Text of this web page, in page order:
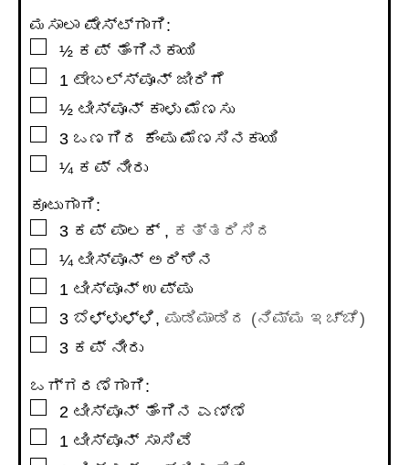
ಮಸಾಲಾ ಪೇಸ್ಟ್ಗಾಗಿ:
▢½ ಕಪ್ ತೆಂಗಿನಕಾಯಿ
▢1 ಟೇಬಲ್ಸ್ಪೂನ್ ಜೀರಿಗೆ
▢½ ಟೀಸ್ಪೂನ್ ಕಾಳು ಮೆಣಸು
▢3 ಒಣಗಿದ ಕೆಂಪು ಮೆಣಸಿನಕಾಯಿ
▢¼ ಕಪ್ ನೀರು
ಕೂಟುಗಾಗಿ:
▢3 ಕಪ್ ಪಾಲಕ್ , ಕತ್ತರಿಸಿದ
▢¼ ಟೀಸ್ಪೂನ್ ಅರಿಶಿನ
▢1 ಟೀಸ್ಪೂನ್ ಉಪ್ಪು
▢3 ಬೆಳ್ಳುಳ್ಳಿ, ಪುಡಿಮಾಡಿದ (ನಿಮ್ಮ ಇಚ್ಚೆ)
▢3 ಕಪ್ ನೀರು
ಒಗ್ಗರಣೆಗಾಗಿ:
▢2 ಟೀಸ್ಪೂನ್ ತೆಂಗಿನ ಎಣ್ಣೆ
▢1 ಟೀಸ್ಪೂನ್ ಸಾಸಿವೆ